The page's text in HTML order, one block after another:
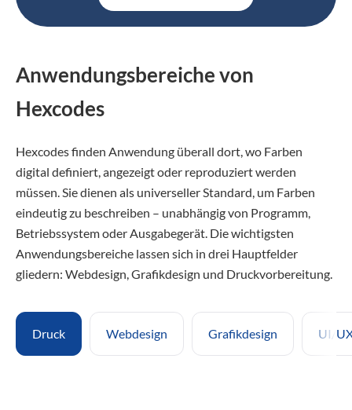
Anwendungsbereiche von
Hexcodes
Hexcodes finden Anwendung überall dort, wo Farben
digital definiert, angezeigt oder reproduziert werden
müssen. Sie dienen als universeller Standard, um Farben
eindeutig zu beschreiben – unabhängig von Programm,
Betriebssystem oder Ausgabegerät. Die wichtigsten
Anwendungsbereiche lassen sich in drei Hauptfelder
gliedern: Webdesign, Grafikdesign und Druckvorbereitung.
Druck Webdesign Grafikdesign UI/